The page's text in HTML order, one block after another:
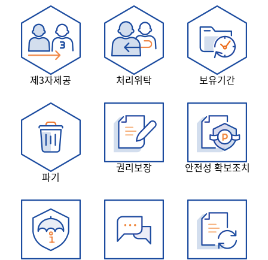
제3자제공 처리위탁 보유기간
파기
권리보장 안전성 확보조치